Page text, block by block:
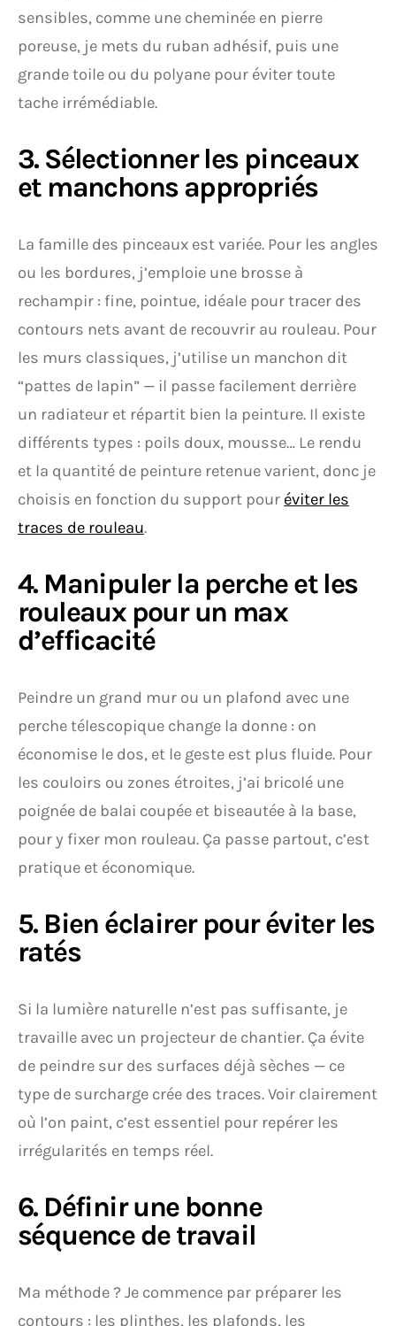
sensibles, comme une cheminée en pierre
poreuse, je mets du ruban adhésif, puis une
grande toile ou du polyane pour éviter toute
tache irrémédiable.
3. Sélectionner les pinceaux
et manchons appropriés
La famille des pinceaux est variée. Pour les angles
ou les bordures, j’emploie une brosse à
rechampir : fine, pointue, idéale pour tracer des
contours nets avant de recouvrir au rouleau. Pour
les murs classiques, j’utilise un manchon dit
“pattes de lapin” — il passe facilement derrière
un radiateur et répartit bien la peinture. Il existe
différents types : poils doux, mousse… Le rendu
et la quantité de peinture retenue varient, donc je
choisis en fonction du support pour éviter les
traces de rouleau.
4. Manipuler la perche et les
rouleaux pour un max
d’efficacité
Peindre un grand mur ou un plafond avec une
perche télescopique change la donne : on
économise le dos, et le geste est plus fluide. Pour
les couloirs ou zones étroites, j’ai bricolé une
poignée de balai coupée et biseautée à la base,
pour y fixer mon rouleau. Ça passe partout, c’est
pratique et économique.
5. Bien éclairer pour éviter les
ratés
Si la lumière naturelle n’est pas suffisante, je
travaille avec un projecteur de chantier. Ça évite
de peindre sur des surfaces déjà sèches — ce
type de surcharge crée des traces. Voir clairement
où l’on paint, c’est essentiel pour repérer les
irrégularités en temps réel.
6. Définir une bonne
séquence de travail
Ma méthode ? Je commence par préparer les
contours : les plinthes, les plafonds, les